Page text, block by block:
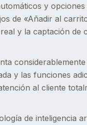
y
de «Añadir al
y la captación de
y las funciones
al cliente
de inteligencia